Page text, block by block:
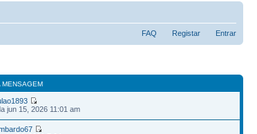
FAQ Registar Entrar
MENSAGEM
jun 15, 2026 11:01 am